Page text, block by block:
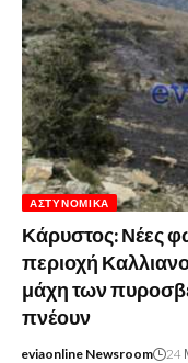
ΑΣΤΥΝΟΜΙΚΆ
Κάρυστος: Νέες
περιοχή
μάχη των
πνέουν
eviaonline Newsroom 24